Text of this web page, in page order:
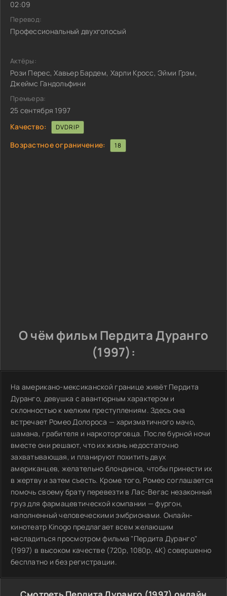
02:09
Перевод:
Профессиональный двухголосый
Актёры:
Рози Перес, Хавьер Бардем, Харли Кросс, Эйми Грэм,
Джеймс Гандольфини
Премьера:
25 сентября 1997
Качество:
DVDRIP
Возрастное ограничение: 18
О чём фильм Пердита Дуранго
(1997):
На американо-мексиканской границе живёт Пердита
Дуранго, девушка с авантюрным характером и
склонностью к мелким преступлениям. Здесь она
встречает Ромео Долороса — харизматичного мачо,
шамана, грабителя и наркоторговца. После бурной ночи
вместе они решают, что их жизнь недостаточно
захватывающая, и планируют похитить двух
американцев, желательно блондинов, чтобы принести их
в жертву и затем съесть. Кроме того, Ромео соглашается
помочь своему брату перевезти в Лас-Вегас незаконный
груз для фармацевтической компании — фургон,
наполненный человеческими эмбрионами. Онлайн-
кинотеатр Kinogo предлагает всем желающим
насладиться просмотром фильма "Пердита Дуранго"
(1997) в высоком качестве (720p, 1080p, 4K) совершенно
бесплатно и без регистрации.